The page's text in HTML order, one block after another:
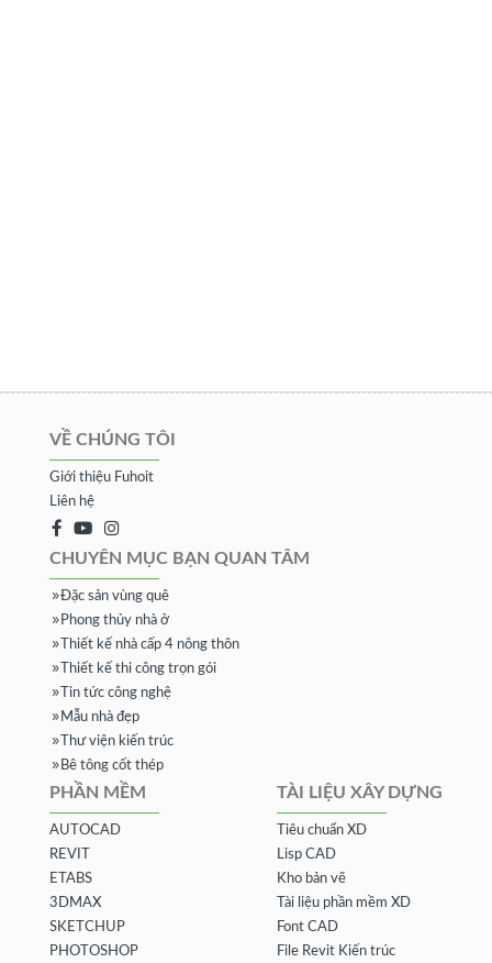
VỀ CHÚNG TÔI
Giới thiệu Fuhoit
Liên hệ
CHUYÊN MỤC BẠN QUAN TÂM
Đặc sản vùng quê
Phong thủy nhà ở
Thiết kế nhà cấp 4 nông thôn
Thiết kế thi công trọn gói
Tin tức công nghệ
Mẫu nhà đẹp
Thư viện kiến trúc
Bê tông cốt thép
PHẦN MỀM
AUTOCAD
REVIT
ETABS
3DMAX
SKETCHUP
PHOTOSHOP
TÀI LIỆU XÂY DỰNG
Tiêu chuẩn XD
Lisp CAD
Kho bản vẽ
Tài liệu phần mềm XD
Font CAD
File Revit Kiến trúc